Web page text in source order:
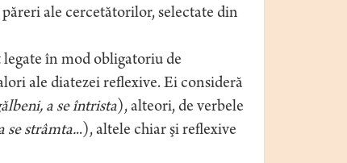
ale cercetătorilor, selectate din
în mod obligatoriu de
ale diatezei reflexive. Ei consideră
a se întrista), alteori, de verbele
se strâmta...), altele chiar şi reflexive